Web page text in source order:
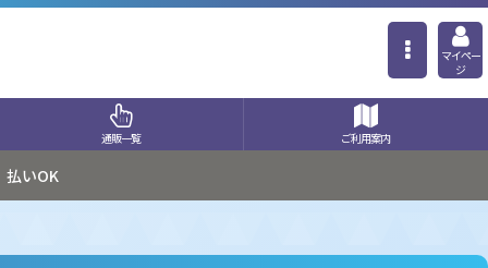
マイペー
ジ
通販一覧 ご利用案内
払いOK